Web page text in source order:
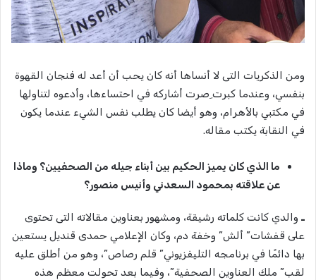
ومن الذكريات التى لا أنساها أنه كان يحب أن أعد له فنجان القهوة
بنفسي، وعندما كبرت ِصرت أشاركه في احتساءها، وأدعوه لتناولها
في مكتبي بالأهرام، وهو أيضا كان يطلب نفس الشيء عندما يكون
في النقابة يكتب مقاله.
ما الذي كان يميز الحكيم بين أبناء جيله من الصحفيين؟ وماذا
عن علاقته بمحمود السعدني وأنيس منصور؟
ـ والدي كانت كلماته رشيقة، ومشهور بعناوين مقالاته التى تحتوى
على قفشات” ألش” وخفة دم، وكان الإعلامي حمدى قنديل يستعين
بها دائمًا في برنامجه التليفزيوني” قلم رصاص”، وهو من أطلق عليه
لقب” ملك العناوين الصحفية”، وفيما بعد تحولت معظم هذه